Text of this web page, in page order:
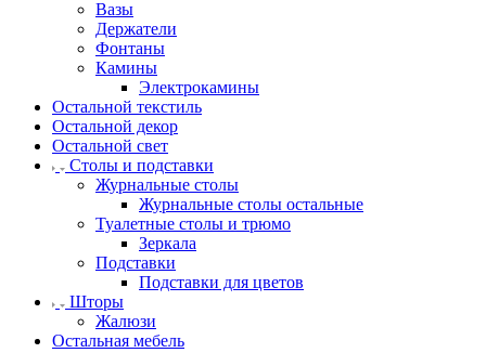
Вазы
Держатели
Фонтаны
Камины
Электрокамины
Остальной текстиль
Остальной декор
Остальной свет
Столы и подставки
Журнальные столы
Журнальные столы остальные
Туалетные столы и трюмо
Зеркала
Подставки
Подставки для цветов
Шторы
Жалюзи
Остальная мебель